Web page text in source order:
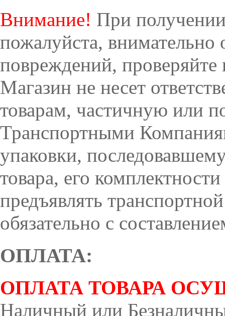
Внимание! При
пожалуйста,
повреждений, проверяйте
Магазин не несет
товарам, частичную или
Транспортными
упаковки,
товара, его
предъявлять
обязательно с
ОПЛАТА:
ОПЛАТА ТОВАРА
Наличный или